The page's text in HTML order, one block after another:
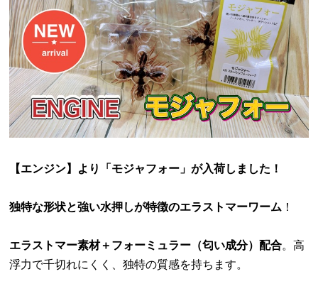
【エンジン】より「モジャフォー」が入荷しました！
独特な形状と強い水押しが特徴のエラストマーワーム ！
エラストマー素材＋フォーミュラー（匂い成分）配合。高
浮力で千切れにくく、独特の質感を持ちます。